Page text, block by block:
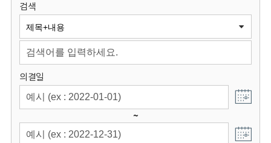
원
회
검색
의결일
~